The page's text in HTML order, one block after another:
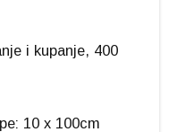
i kupanje, 400
10 x 100cm